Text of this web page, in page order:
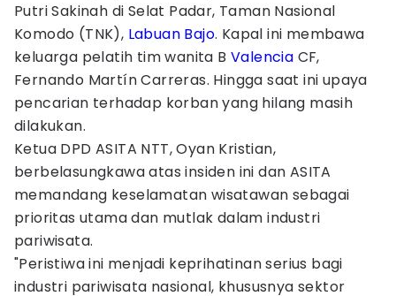
Putri Sakinah di Selat Padar, Taman Nasional
Komodo (TNK), Labuan Bajo. Kapal ini membawa
keluarga pelatih tim wanita B Valencia CF,
Fernando Martín Carreras. Hingga saat ini upaya
pencarian terhadap korban yang hilang masih
dilakukan.
Ketua DPD ASITA NTT, Oyan Kristian,
berbelasungkawa atas insiden ini dan ASITA
memandang keselamatan wisatawan sebagai
prioritas utama dan mutlak dalam industri
pariwisata.
"Peristiwa ini menjadi keprihatinan serius bagi
industri pariwisata nasional, khususnya sektor